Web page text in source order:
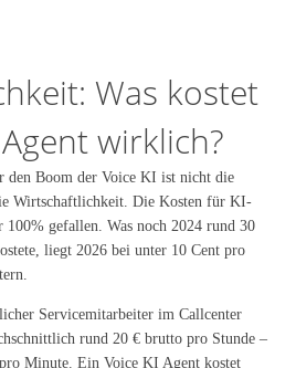
Was kostet
wirklich?
den Boom der Voice KI ist nicht die
Wirtschaftlichkeit. Die Kosten für KI-
100% gefallen. Was noch 2024 rund 30
liegt 2026 bei unter 10 Cent pro
Servicemitarbeiter im Callcenter
rund 20 € brutto pro Stunde –
Minute. Ein Voice KI Agent kostet